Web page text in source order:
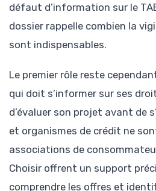
défaut d’information sur le
dossier rappelle combien la
sont indispensables.
Le premier rôle reste
qui doit s’informer sur ses
d’évaluer son projet avant de
et organismes de crédit ne
associations de
Choisir offrent un support
comprendre les offres et